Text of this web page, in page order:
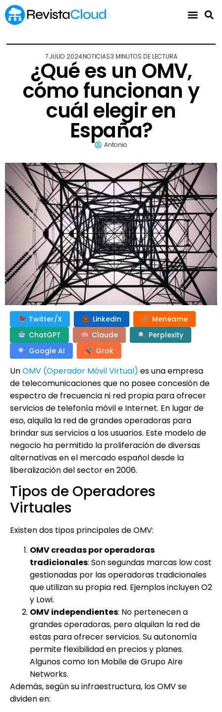
7 JULIO 2024NOTICIAS3 MINUTOS DE LECTURA
¿Qué es un OMV,
cómo funcionan y
cuál elegir en
España?
Antonio
Twitter/X LinkedIn
Menéame
ChatGPT
Claude
Perplexity
Google AI
Grok
UnOMV (Operador Móvil Virtual) es una empresa
de telecomunicaciones que no posee concesión de
espectro de frecuencia ni red propia para ofrecer
servicios de telefonía móvil e Internet. En lugar de
eso, alquila la red de grandes operadoras para
brindar sus servicios a los usuarios. Este modelo de
negocio ha permitido la proliferación de diversas
alternativas en el mercado español desde la
liberalización del sector en 2006.
Tipos de Operadores
Virtuales
Existen dos tipos principales de OMV:
OMV creadas por operadoras
tradicionales: Son segundas marcas low cost
gestionadas por las operadoras tradicionales
que utilizan su propia red. Ejemplos incluyen O2
y Lowi.
OMV independientes: No pertenecen a
grandes operadoras, pero alquilan la red de
estas para ofrecer servicios. Su autonomía
permite flexibilidad en precios y planes.
Algunos como Ion Mobile de Grupo Aire
Networks.
Además, según su infraestructura, los OMV se
dividen en: